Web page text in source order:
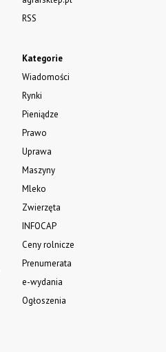
Kategorie
Wiadomości
Rynki
Pieniądze
Prawo
Uprawa
Maszyny
Mleko
Zwierzęta
INFOCAP
Ceny rolnicze
Prenumerata
e-wydania
Ogłoszenia
RSS